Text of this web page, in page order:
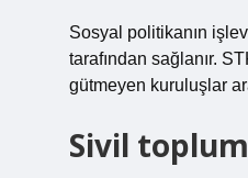
Sosyal politikanın
tarafından sağlanır.
gütmeyen kuruluşlar
Sivil